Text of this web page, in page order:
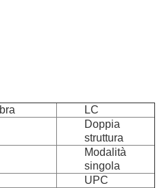
LC
Doppia
struttura
Modalità
singola
UPC